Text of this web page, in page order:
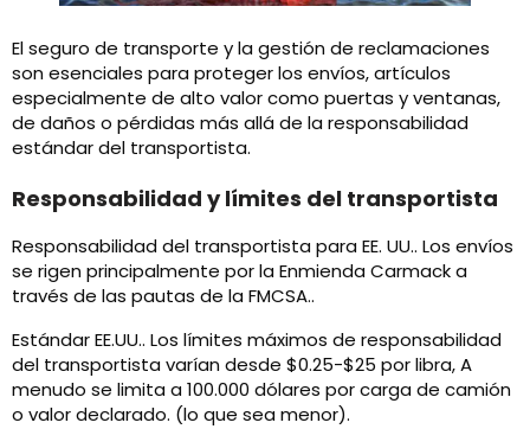
El seguro de transporte y la gestión de reclamaciones
son esenciales para proteger los envíos, artículos
especialmente de alto valor como puertas y ventanas,
de daños o pérdidas más allá de la responsabilidad
estándar del transportista.
Responsabilidad y límites del transportista
Responsabilidad del transportista para EE. UU.. Los envíos
se rigen principalmente por la Enmienda Carmack a
través de las pautas de la FMCSA..
Estándar EE.UU.. Los límites máximos de responsabilidad
del transportista varían desde $0.25-$25 por libra, A
menudo se limita a 100.000 dólares por carga de camión
o valor declarado. (lo que sea menor).